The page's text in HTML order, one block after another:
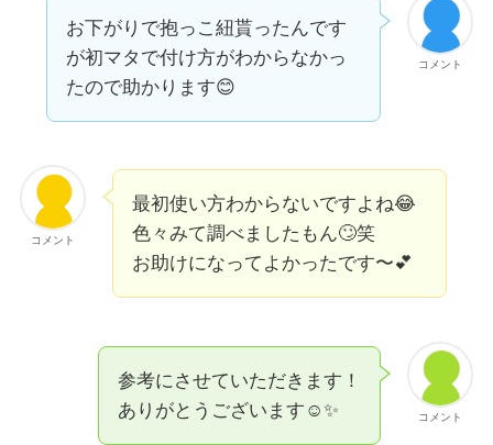
コメント
お下がりで抱っこ紐貰ったんです
が初マタで付け方がわからなかっ
たので助かります😊
コメント
最初使い方わからないですよね😂
色々みて調べましたもん🙄笑
お助けになってよかったです〜💕
コメント
参考にさせていただきます！
ありがとうございます☺️✨